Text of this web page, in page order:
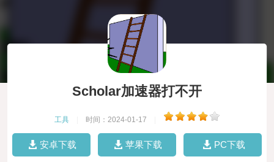
Scholar加速器打不开
工具 时间：2024-01-17
安卓下载 苹果下载 PC下载